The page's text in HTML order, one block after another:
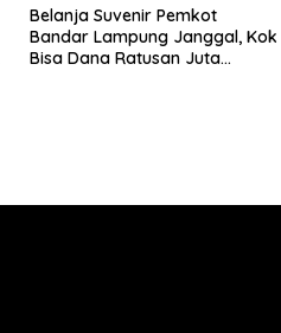
Belanja Suvenir Pemkot
Bandar Lampung Janggal, Kok
Bisa Dana Ratusan Juta